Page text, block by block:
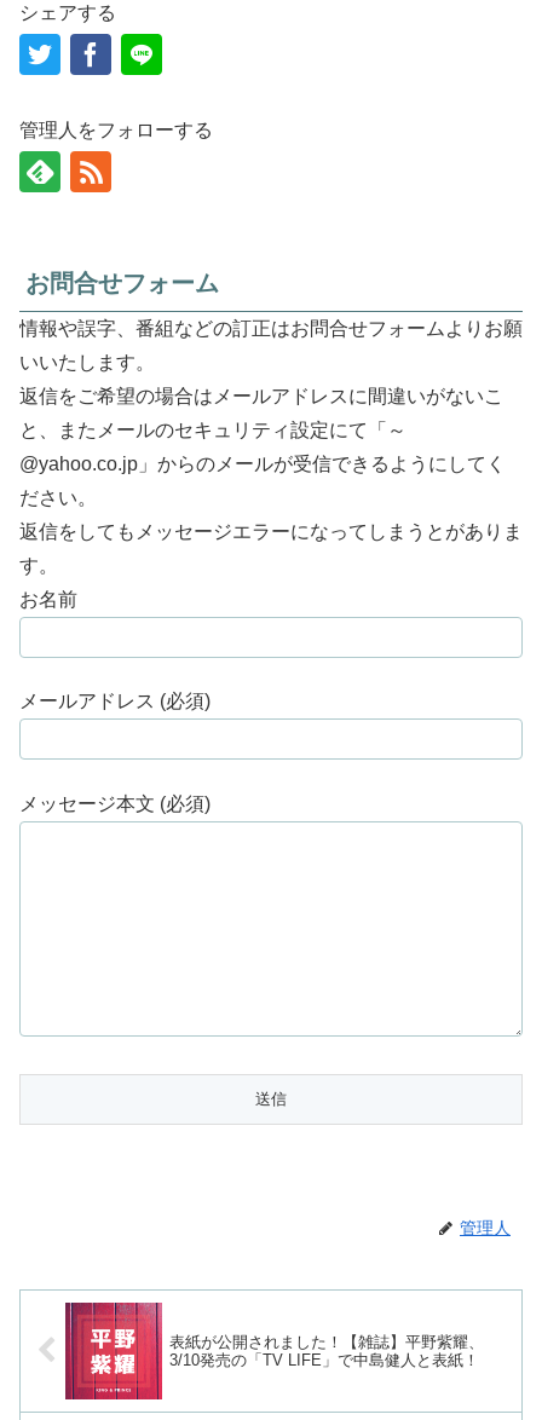
シェアする
管理人をフォローする
お問合せフォーム
情報や誤字、番組などの訂正はお問合せフォームよりお願
いいたします。
返信をご希望の場合はメールアドレスに間違いがないこ
と、またメールのセキュリティ設定にて「～
@yahoo.co.jp」からのメールが受信できるようにしてく
ださい。
返信をしてもメッセージエラーになってしまうとがありま
す。
お名前
メールアドレス (必須)
メッセージ本文 (必須)
管理人
表紙が公開されました！【雑誌】平野紫耀、
3/10発売の「TV LIFE」で中島健人と表紙！